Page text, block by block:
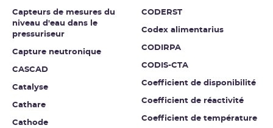
Capteurs de mesures du
niveau d'eau dans le
pressuriseur
Capture neutronique
CASCAD
Catalyse
Cathare
Cathode
CODERST
Codex alimentarius
CODIRPA
CODIS-CTA
Coefficient de disponibilité
Coefficient de réactivité
Coefficient de température